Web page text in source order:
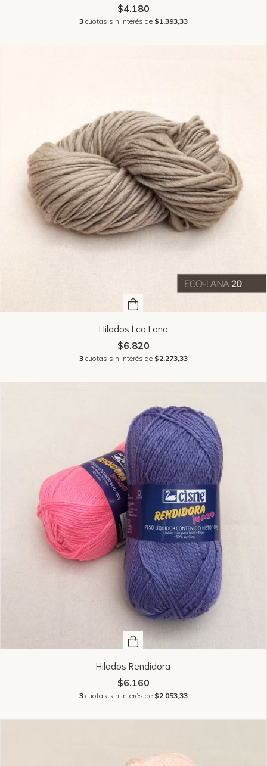
$4.180
3 cuotas sin interés de $1.393,33
Hilados Eco Lana
$6.820
3 cuotas sin interés de $2.273,33
Hilados Rendidora
$6.160
3 cuotas sin interés de $2.053,33